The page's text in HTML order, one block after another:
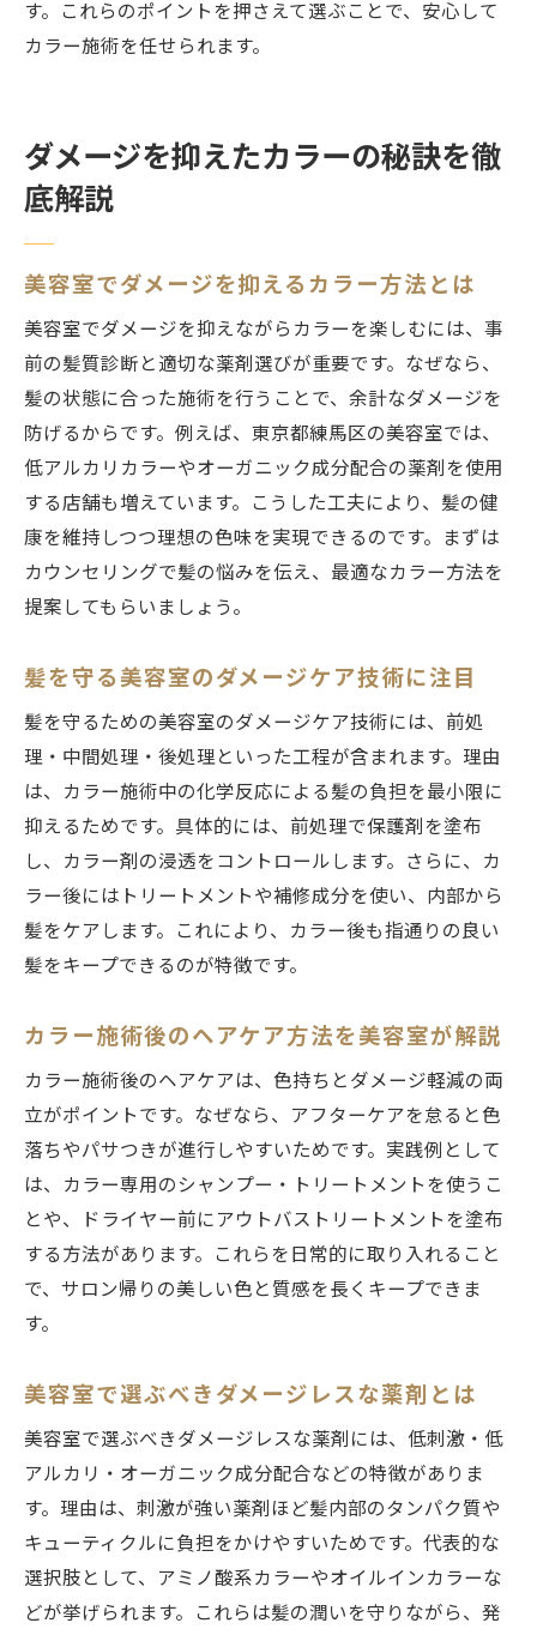
す。これらのポイントを押さえて選ぶことで、安心して
カラー施術を任せられます。
ダメージを抑えたカラーの秘訣を徹
底解説
美容室でダメージを抑えるカラー方法とは
美容室でダメージを抑えながらカラーを楽しむには、事
前の髪質診断と適切な薬剤選びが重要です。なぜなら、
髪の状態に合った施術を行うことで、余計なダメージを
防げるからです。例えば、東京都練馬区の美容室では、
低アルカリカラーやオーガニック成分配合の薬剤を使用
する店舗も増えています。こうした工夫により、髪の健
康を維持しつつ理想の色味を実現できるのです。まずは
カウンセリングで髪の悩みを伝え、最適なカラー方法を
提案してもらいましょう。
髪を守る美容室のダメージケア技術に注目
髪を守るための美容室のダメージケア技術には、前処
理・中間処理・後処理といった工程が含まれます。理由
は、カラー施術中の化学反応による髪の負担を最小限に
抑えるためです。具体的には、前処理で保護剤を塗布
し、カラー剤の浸透をコントロールします。さらに、カ
ラー後にはトリートメントや補修成分を使い、内部から
髪をケアします。これにより、カラー後も指通りの良い
髪をキープできるのが特徴です。
カラー施術後のヘアケア方法を美容室が解説
カラー施術後のヘアケアは、色持ちとダメージ軽減の両
立がポイントです。なぜなら、アフターケアを怠ると色
落ちやパサつきが進行しやすいためです。実践例として
は、カラー専用のシャンプー・トリートメントを使うこ
とや、ドライヤー前にアウトバストリートメントを塗布
する方法があります。これらを日常的に取り入れること
で、サロン帰りの美しい色と質感を長くキープできま
す。
美容室で選ぶべきダメージレスな薬剤とは
美容室で選ぶべきダメージレスな薬剤には、低刺激・低
アルカリ・オーガニック成分配合などの特徴がありま
す。理由は、刺激が強い薬剤ほど髪内部のタンパク質や
キューティクルに負担をかけやすいためです。代表的な
選択肢として、アミノ酸系カラーやオイルインカラーな
どが挙げられます。これらは髪の潤いを守りながら、発